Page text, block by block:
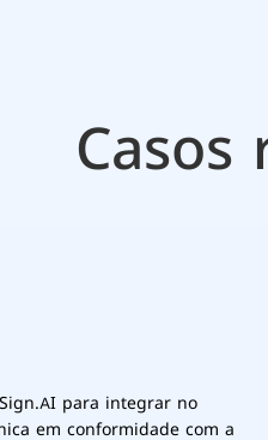
Casos
para integrar no
em conformidade com a